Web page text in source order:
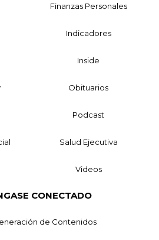
Finanzas Personales
Indicadores
Inside
Obituarios
Podcast
Salud Ejecutiva
Videos
CONECTADO
de Contenidos